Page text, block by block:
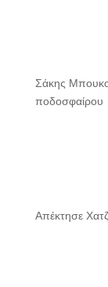
Σάκης
ποδοσφαίρου
Απέκτησε